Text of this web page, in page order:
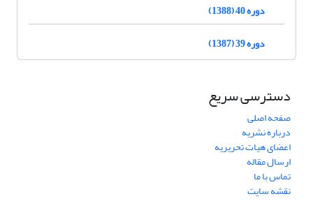
دوره 40 (1388)
دوره 39 (1387)
دسترسی سریع
صفحه اصلی
درباره نشریه
اعضای هیات تحریریه
ارسال مقاله
تماس با ما
نقشه سایت